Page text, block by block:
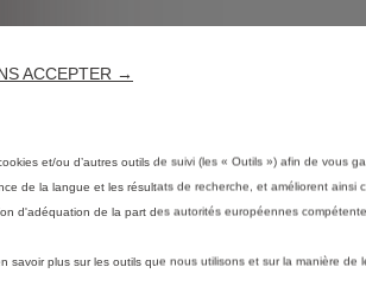
ACCEPTER →
et/ou d’autres outils de suivi (les « Outils ») afin de vous
de la langue et les résultats de recherche, et améliorent
d'adéquation de la part des autorités européennes
savoir plus sur les outils que nous utilisons et sur la manière